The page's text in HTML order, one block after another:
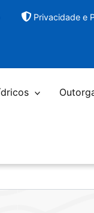
Privacidade e